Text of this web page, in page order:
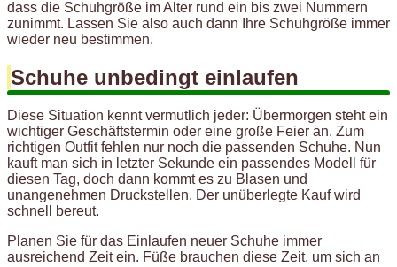
dass die Schuhgröße im Alter rund ein bis zwei Nummern
zunimmt. Lassen Sie also auch dann Ihre Schuhgröße immer
wieder neu bestimmen.
Schuhe unbedingt einlaufen
Diese Situation kennt vermutlich jeder: Übermorgen steht ein
wichtiger Geschäftstermin oder eine große Feier an. Zum
richtigen Outfit fehlen nur noch die passenden Schuhe. Nun
kauft man sich in letzter Sekunde ein passendes Modell für
diesen Tag, doch dann kommt es zu Blasen und
unangenehmen Druckstellen. Der unüberlegte Kauf wird
schnell bereut.
Planen Sie für das Einlaufen neuer Schuhe immer
ausreichend Zeit ein. Füße brauchen diese Zeit, um sich an